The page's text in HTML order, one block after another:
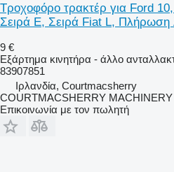
Τροχοφόρο τρακτέρ για Ford
Σειρά E, Σειρά Fiat L, Πλήρωση
9 €
Εξάρτημα κινητήρα - άλλο
83907851
Ιρλανδία, Courtmacsherry
COURTMACSHERRY MACHINERY
Επικοινωνία με τον πωλητή